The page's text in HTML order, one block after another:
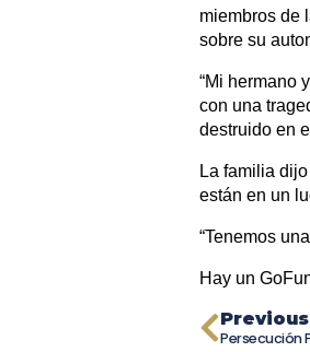
miembros de
sobre su
“Mi hermano
con una
destruido en
La familia
están en un
“Tenemos
Hay un
Previous